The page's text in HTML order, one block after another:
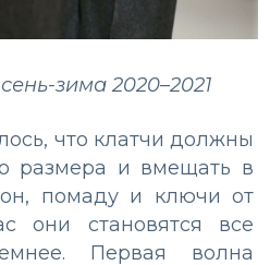
зима 2020–2021
что клатчи должны
размера и вмещать в
помаду и ключи от
они становятся все
Первая волна